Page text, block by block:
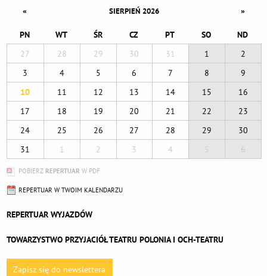
« SIERPIEŃ 2026 »
PN WT ŚR CZ PT SO
ND
27
28 29 30 31 1
2
3
4 5 6 7 8
9
10
11 12 13 14 15
16
17
18 19 20 21 22
23
24
25 26 27 28 29
30
31
1 2 3 4 5 6
POBIERZ REPERTUAR W PDF
REPERTUAR W TWOIM KALENDARZU
REPERTUAR WYJAZDÓW
TOWARZYSTWO PRZYJACIÓŁ TEATRU POLONIA I OCH-TEATRU
Zapisz się do newslettera